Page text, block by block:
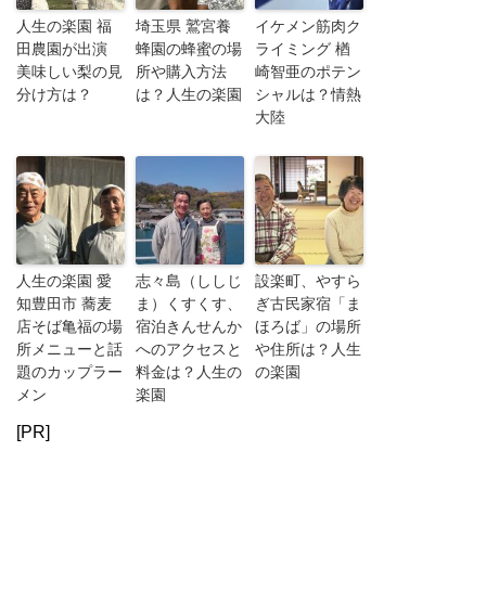
人生の楽園 福
田農園が出演
美味しい梨の見
分け方は？
埼玉県 鷲宮養
蜂園の蜂蜜の場
所や購入方法
は？人生の楽園
イケメン筋肉ク
ライミング 楢
崎智亜のポテン
シャルは？情熱
大陸
人生の楽園 愛
知豊田市 蕎麦
店そば亀福の場
所メニューと話
題のカップラー
メン
志々島（ししじ
ま）くすくす、
宿泊きんせんか
へのアクセスと
料金は？人生の
楽園
設楽町、やすら
ぎ古民家宿「ま
ほろば」の場所
や住所は？人生
の楽園
[PR]